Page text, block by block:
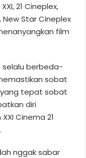
21 Cineplex,
New Star Cineplex
film
selalu berbeda-
sobat
yang tepat sobat
diri
Cinema 21
nggak sabar